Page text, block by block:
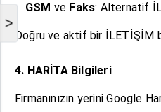
>
GSM ve Faks: Alternatif
Doğru ve aktif bir İLETİŞİM
4. HARİTA Bilgileri
Firmanınızın yerini